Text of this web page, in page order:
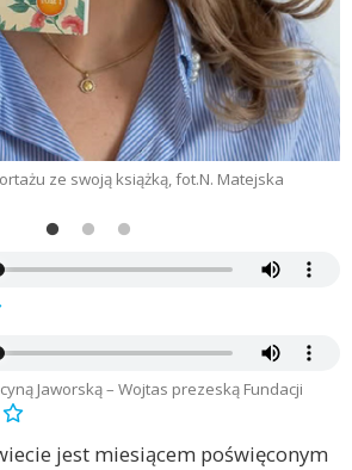
ze swoją książką, fot.N. Matejska
Jaworską – Wojtas prezeską Fundacji
jest miesiącem poświęconym